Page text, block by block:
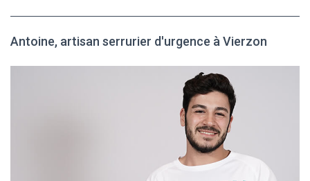
Antoine, artisan serrurier d'urgence à Vierzon